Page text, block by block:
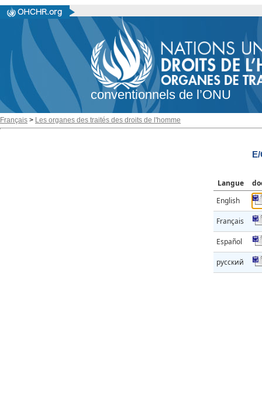
conventionnels de l’ONU
Français > Les organes des traités des droits de l'homme
Langue
English
Français
Español
русский